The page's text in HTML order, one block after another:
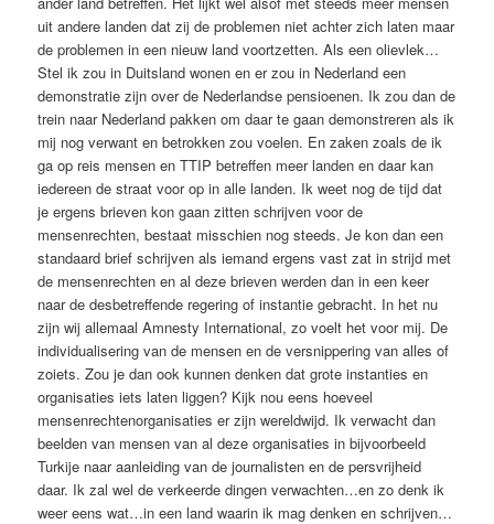
uit andere landen dat zij de problemen niet achter zich laten maar
de problemen in een nieuw land voortzetten. Als een olievlek…
Stel ik zou in Duitsland wonen en er zou in Nederland een
demonstratie zijn over de Nederlandse pensioenen. Ik zou dan de
trein naar Nederland pakken om daar te gaan demonstreren als ik
mij nog verwant en betrokken zou voelen. En zaken zoals de ik
ga op reis mensen en TTIP betreffen meer landen en daar kan
iedereen de straat voor op in alle landen. Ik weet nog de tijd dat
je ergens brieven kon gaan zitten schrijven voor de
mensenrechten, bestaat misschien nog steeds. Je kon dan een
standaard brief schrijven als iemand ergens vast zat in strijd met
de mensenrechten en al deze brieven werden dan in een keer
naar de desbetreffende regering of instantie gebracht. In het nu
zijn wij allemaal Amnesty International, zo voelt het voor mij. De
individualisering van de mensen en de versnippering van alles of
zoiets. Zou je dan ook kunnen denken dat grote instanties en
organisaties iets laten liggen? Kijk nou eens hoeveel
mensenrechtenorganisaties er zijn wereldwijd. Ik verwacht dan
beelden van mensen van al deze organisaties in bijvoorbeeld
Turkije naar aanleiding van de journalisten en de persvrijheid
daar. Ik zal wel de verkeerde dingen verwachten…en zo denk ik
weer eens wat…in een land waarin ik mag denken en schrijven…